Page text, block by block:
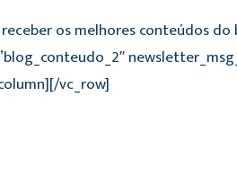
os melhores conteúdos
vc_row]